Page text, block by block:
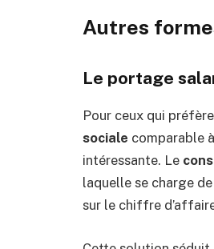
Autres
Le portage
Pour ceux qui
sociale comparable
intéressante. Le
laquelle se charge
sur le chiffre